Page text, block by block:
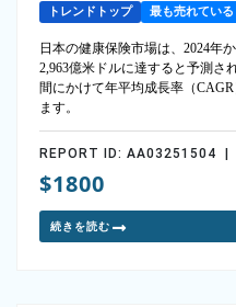
トレンドトップ 最も売れている
日本の健康保険市場は、2024年
2,963億米ドルに達すると予測さ
間にかけて年平均成長率（
ます。
REPORT ID: AA03251504
$1800
続きを読む